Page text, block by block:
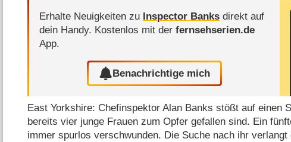
Erhalte Neuigkeiten zu Inspector Banks direkt auf
dein Handy. Kostenlos mit derfernsehserien.de
App.
Benachrichtige mich
East Yorkshire: Chefinspektor Alan Banks stößt auf einen
bereits vier junge Frauen zum Opfer gefallen sind. Ein
immer spurlos verschwunden. Die Suche nach ihr